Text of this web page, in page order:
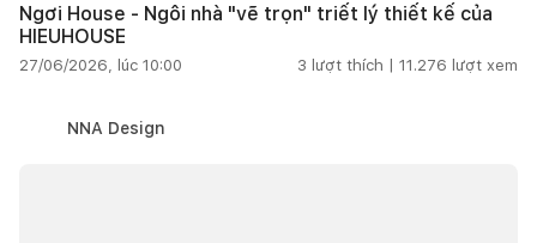
Ngơi House - Ngôi nhà "vẽ trọn" triết lý thiết kế của
HIEUHOUSE
27/06/2026, lúc 10:00 3 lượt thích | 11.276 lượt xem
NNA Design